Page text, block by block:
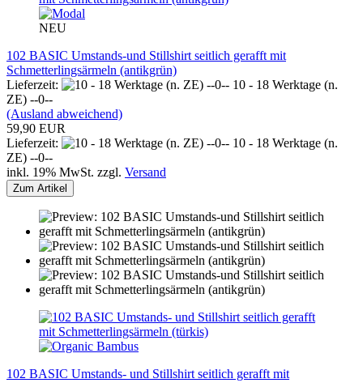
NEU
102 BASIC Umstands-und Stillshirt seitlich gerafft mit
Schmetterlingsärmeln (antikgrün)
Lieferzeit:
10 - 18 Werktage (n.
ZE) --0--
(Ausland abweichend)
59,90 EUR
Lieferzeit:
10 - 18 Werktage (n.
ZE) --0--
inkl. 19% MwSt. zzgl. Versand
Zum Artikel
102 BASIC Umstands- und Stillshirt seitlich gerafft mit